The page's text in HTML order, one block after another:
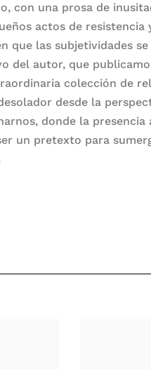
con una prosa de
actos de
que las subjetividades
del autor, que
colección de
desde la
donde la
un pretexto para